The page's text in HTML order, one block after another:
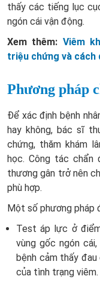
thấy các tiếng lục
ngón cái vận động.
Xem thêm: Viêm
triệu chứng và cách
Phương pháp
Để xác định bệnh
hay không, bác sĩ
chứng, thăm khám
học. Công tác chẩn
thương gân trở nên
phù hợp.
Một số phương pháp
Test áp lực ở
vùng gốc ngón
bệnh cảm thấy đau
của tình trạng viêm.